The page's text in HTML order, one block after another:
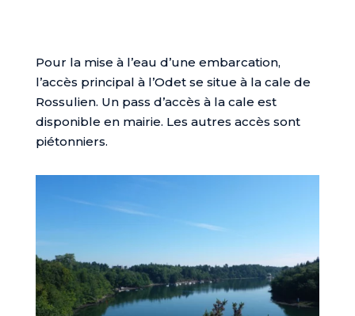
Pour la mise à l’eau d’une embarcation,
l’accès principal à l’Odet se situe à la cale de
Rossulien. Un pass d’accès à la cale est
disponible en mairie. Les autres accès sont
piétonniers.